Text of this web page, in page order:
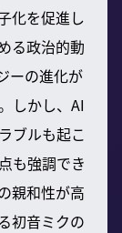
化を促進し
る政治的動
ーの進化が
しかし、AI
ブルも起こ
も強調でき
親和性が高
初音ミクの